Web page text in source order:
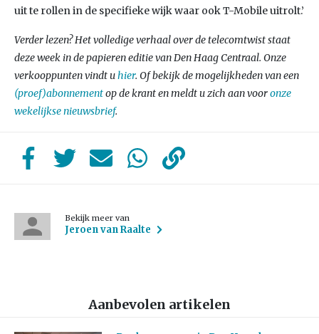
uit te rollen in de specifieke wijk waar ook T-Mobile uitrolt.’
Verder lezen? Het volledige verhaal over de telecomtwist staat
deze week in de papieren editie van Den Haag Centraal. Onze
verkooppunten vindt uhier. Of bekijk de mogelijkheden van een
(proef)abonnementop de krant en meldt u zich aan vooronze
wekelijkse nieuwsbrief.
Bekijk meer van
Jeroen van Raalte
Aanbevolen artikelen